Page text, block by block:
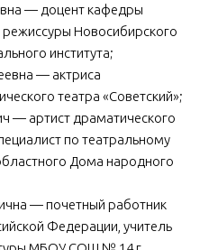
— доцент кафедры
режиссуры Новосибирского
института;
— актриса
театра «Советский»;
— артист драматического
по театральному
Дома народного
— почетный работник
Федерации, учитель